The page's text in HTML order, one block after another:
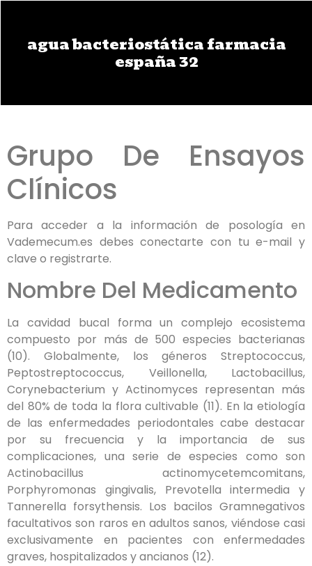
agua bacteriostática farmacia
españa 32
Grupo De Ensayos
Clínicos
Para acceder a la información de posología en
Vademecum.es debes conectarte con tu e-mail y
clave o registrarte.
Nombre Del Medicamento
La cavidad bucal forma un complejo ecosistema
compuesto por más de 500 especies bacterianas
(10). Globalmente, los géneros Streptococcus,
Peptostreptococcus, Veillonella, Lactobacillus,
Corynebacterium y Actinomyces representan más
del 80% de toda la flora cultivable (11). En la etiología
de las enfermedades periodontales cabe destacar
por su frecuencia y la importancia de sus
complicaciones, una serie de especies como son
Actinobacillus actinomycetemcomitans,
Porphyromonas gingivalis, Prevotella intermedia y
Tannerella forsythensis. Los bacilos Gramnegativos
facultativos son raros en adultos sanos, viéndose casi
exclusivamente en pacientes con enfermedades
graves, hospitalizados y ancianos (12).